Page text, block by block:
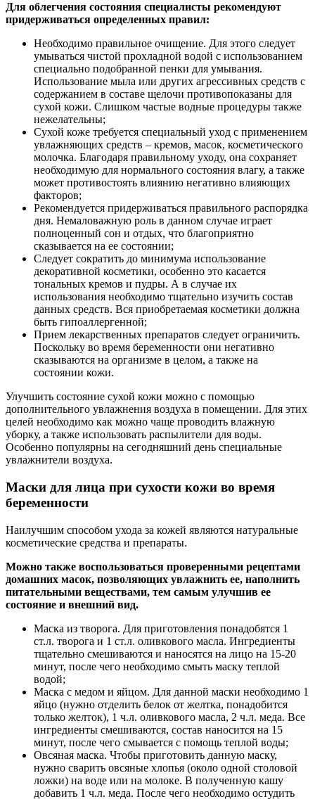
Для облегчения состояния специалисты рекомендуют
придерживаться определенных правил:
Необходимо правильное очищение. Для этого следует
умываться чистой прохладной водой с использованием
специально подобранной пенки для умывания.
Использование мыла или других агрессивных средств с
содержанием в составе щелочи противопоказаны для
сухой кожи. Слишком частые водные процедуры также
нежелательны;
Сухой коже требуется специальный уход с применением
увлажняющих средств – кремов, масок, косметического
молочка. Благодаря правильному уходу, она сохраняет
необходимую для нормального состояния влагу, а также
может противостоять влиянию негативно влияющих
факторов;
Рекомендуется придерживаться правильного распорядка
дня. Немаловажную роль в данном случае играет
полноценный сон и отдых, что благоприятно
сказывается на ее состоянии;
Следует сократить до минимума использование
декоративной косметики, особенно это касается
тональных кремов и пудры. А в случае их
использования необходимо тщательно изучить состав
данных средств. Вся приобретаемая косметики должна
быть гипоаллергенной;
Прием лекарственных препаратов следует ограничить.
Поскольку во время беременности они негативно
сказываются на организме в целом, а также на
состоянии кожи.
Улучшить состояние сухой кожи можно с помощью
дополнительного увлажнения воздуха в помещении. Для этих
целей необходимо как можно чаще проводить влажную
уборку, а также использовать распылители для воды.
Особенно популярны на сегодняшний день специальные
увлажнители воздуха.
Маски для лица при сухости кожи во время
беременности
Наилучшим способом ухода за кожей являются натуральные
косметические средства и препараты.
Можно также воспользоваться проверенными рецептами
домашних масок, позволяющих увлажнить ее, наполнить
питательными веществами, тем самым улучшив ее
состояние и внешний вид.
Маска из творога. Для приготовления понадобятся 1
ст.л. творога и 1 ст.л. оливкового масла. Ингредиенты
тщательно смешиваются и наносятся на лицо на 15-20
минут, после чего необходимо смыть маску теплой
водой;
Маска с медом и яйцом. Для данной маски необходимо 1
яйцо (нужно отделить белок от желтка, понадобится
только желток), 1 ч.л. оливкового масла, 2 ч.л. меда. Все
ингредиенты смешиваются, состав наносится на 15
минут, после чего смывается с помощь теплой воды;
Овсяная маска. Чтобы приготовить данную маску,
нужно сварить овсяные хлопья (около одной столовой
ложки) на воде или на молоке. В полученную кашу
добавить 1 ч.л. меда. После чего необходимо остудить